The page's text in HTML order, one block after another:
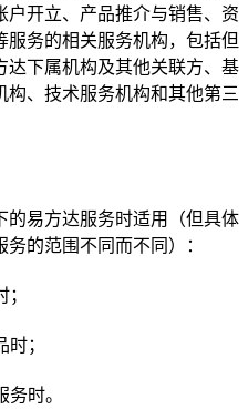
开立、产品推介与销售、资
服务的相关服务机构，包括但
达下属机构及其他关联方、基
、技术服务机构和其他第三
的易方达服务时适用（但具体
的范围不同而不同）：
；
时。